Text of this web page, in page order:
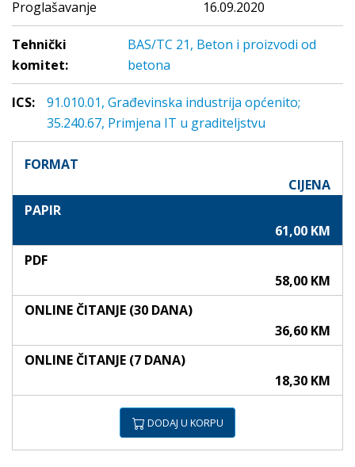
Proglašavanje
16.09.2020
Tehnički
komitet:
BAS/TC 21, Beton i proizvodi od
betona
ICS:
91.010.01, Građevinska industrija općenito;
35.240.67, Primjena IT u graditeljstvu
FORMAT
CIJENA
PAPIR
61,00 KM
PDF
58,00 KM
ONLINE ČITANJE (30 DANA)
36,60 KM
ONLINE ČITANJE (7 DANA)
18,30 KM
DODAJ U KORPU